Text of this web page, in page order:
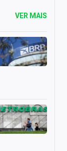
VER MAIS